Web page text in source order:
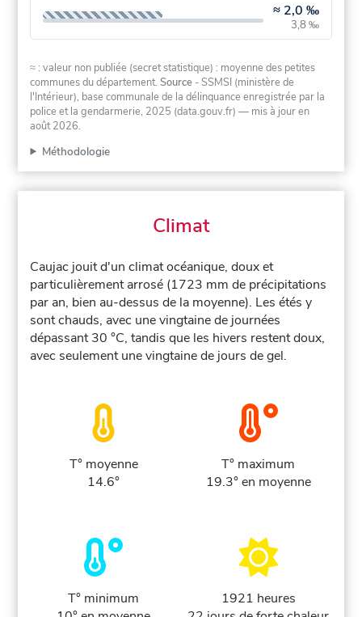
≈ 2,0 ‰
3,8 ‰
≈ : valeur non publiée (secret statistique) : moyenne des petites
communes du département.Source - SSMSI (ministère de
l'Intérieur), base communale de la délinquance enregistrée par la
police et la gendarmerie, 2025 (data.gouv.fr) — mis à jour en
août 2026.
Méthodologie
Climat
Caujac jouit d'un climat océanique, doux et
particulièrement arrosé (1723 mm de précipitations
par an, bien au-dessus de la moyenne). Les étés y
sont chauds, avec une vingtaine de journées
dépassant 30 °C, tandis que les hivers restent doux,
avec seulement une vingtaine de jours de gel.
T° moyenne
14.6°
T° maximum
19.3° en moyenne
T° minimum
1921 heures